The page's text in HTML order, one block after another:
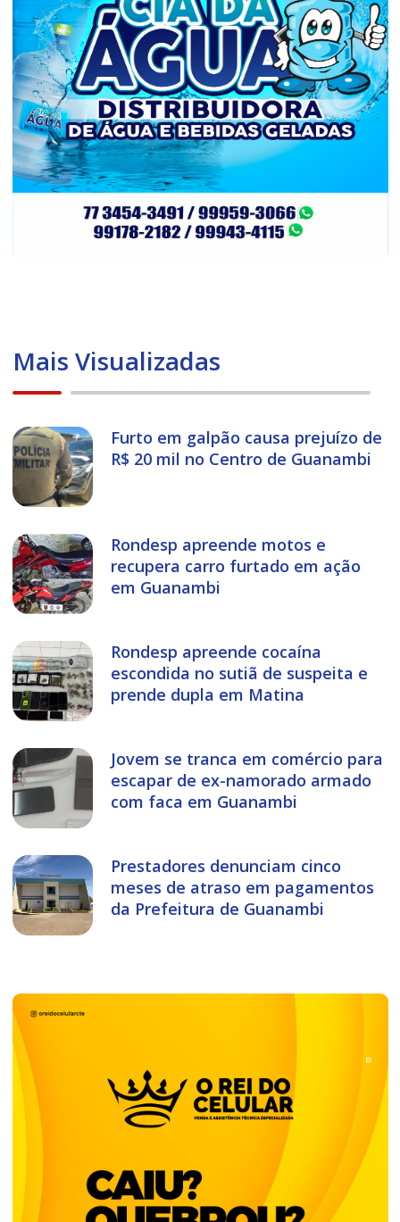
Mais Visualizadas
Furto em galpão causa prejuízo de
R$ 20 mil no Centro de Guanambi
Rondesp apreende motos e
recupera carro furtado em ação
em Guanambi
Rondesp apreende cocaína
escondida no sutiã de suspeita e
prende dupla em Matina
Jovem se tranca em comércio para
escapar de ex-namorado armado
com faca em Guanambi
Prestadores denunciam cinco
meses de atraso em pagamentos
da Prefeitura de Guanambi